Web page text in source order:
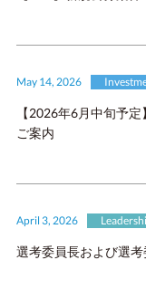
May 14, 2026
【2026年6月中旬予
ご案内
April 3, 2026
選考委員長および選